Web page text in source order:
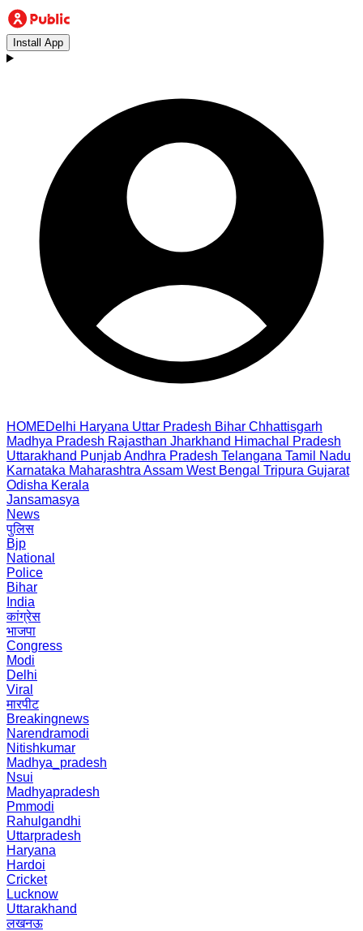
Install App
HOMEDelhi Haryana Uttar Pradesh Bihar Chhattisgarh
Madhya Pradesh Rajasthan Jharkhand Himachal Pradesh
Uttarakhand PunjabAndhra Pradesh Telangana Tamil Nadu
Karnataka Maharashtra Assam West Bengal Tripura Gujarat
Odisha Kerala
Jansamasya
News
पुलिस
Bjp
National
Police
Bihar
India
कांग्रेस
भाजपा
Congress
Modi
Delhi
Viral
मारपीट
Breakingnews
Narendramodi
Nitishkumar
Madhya_pradesh
Nsui
Madhyapradesh
Pmmodi
Rahulgandhi
Uttarpradesh
Haryana
Hardoi
Cricket
Lucknow
Uttarakhand
लखनऊ